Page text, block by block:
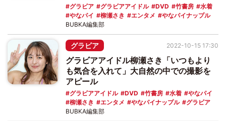
グラビア グラビアアイドル DVD 竹書房
水着
やなパイ
柳瀬さき エンタメ やなパイナップル
BUBKA編集部
グラビア
グラビアアイドル柳瀬さき「いつもより
も気合を入れて」大自然の中での撮影を
アピール
グラビアアイドル DVD 竹書房 水着
やなパイ
柳瀬さき
エンタメ やなパイナップル グラビア
2022-10-15 17:30
BUBKA編集部